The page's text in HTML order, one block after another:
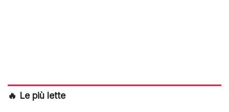
🔥 Le più lette